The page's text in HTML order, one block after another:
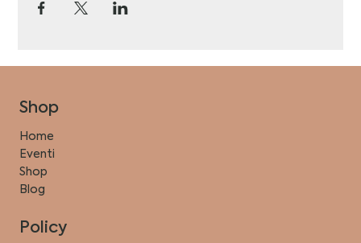
Shop
Home
Eventi
Shop
Blog
Policy